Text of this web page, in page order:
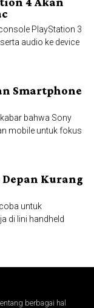
PlayStation 3
audio ke device
Smartphone
bahwa Sony
mobile untuk fokus
Kurang
untuk
di lini handheld
berbagai hal